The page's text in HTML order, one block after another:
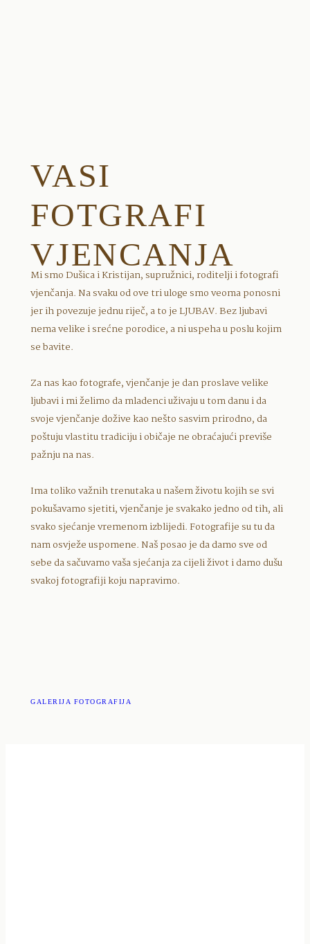
VASI
FOTGRAFI
VJENCANJA
Mi smo Dušica i Kristijan, supružnici, roditelji i fotografi
vjenčanja. Na svaku od ove tri uloge smo veoma ponosni
jer ih povezuje jednu riječ, a to je LJUBAV. Bez ljubavi
nema velike i srećne porodice, a ni uspeha u poslu kojim
se bavite.
Za nas kao fotografe, vjenčanje je dan proslave velike
ljubavi i mi želimo da mladenci uživaju u tom danu i da
svoje vjenčanje dožive kao nešto sasvim prirodno, da
poštuju vlastitu tradiciju i običaje ne obraćajući previše
pažnju na nas.
Ima toliko važnih trenutaka u našem životu kojih se svi
pokušavamo sjetiti, vjenčanje je svakako jedno od tih, ali
svako sjećanje vremenom izblijedi. Fotografije su tu da
nam osvježe uspomene. Naš posao je da damo sve od
sebe da sačuvamo vaša sjećanja za cijeli život i damo dušu
svakoj fotografiji koju napravimo.
GALERIJA FOTOGRAFIJA